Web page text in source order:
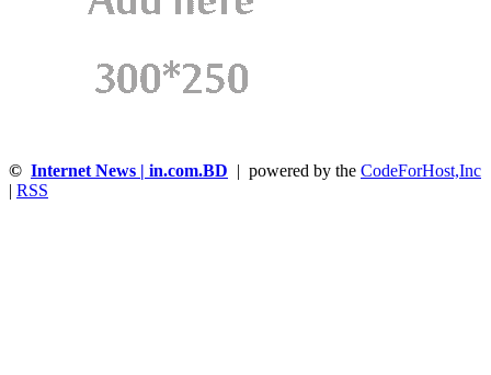
© Internet News | in.com.BD | powered by the CodeForHost,Inc
| RSS